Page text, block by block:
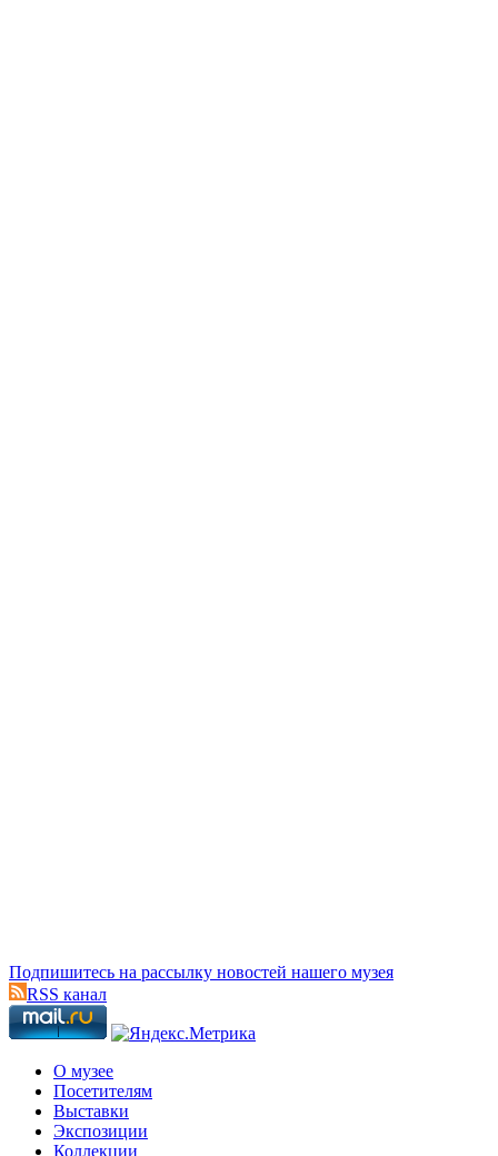
Подпишитесь на рассылку новостей нашего музея
RSS канал
О музее
Посетителям
Выставки
Экспозиции
Коллекции